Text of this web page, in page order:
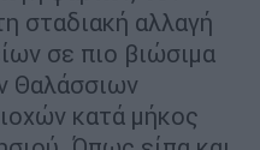
σταδιακή αλλαγή
σε πιο βιώσιμα
Θαλάσσιων
κατά μήκος